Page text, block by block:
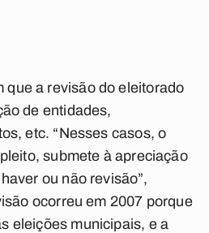
que a revisão do eleitorado
de entidades,
etc. “Nesses casos, o
submete à apreciação
ou não revisão”,
ocorreu em 2007 porque
eleições municipais, e a